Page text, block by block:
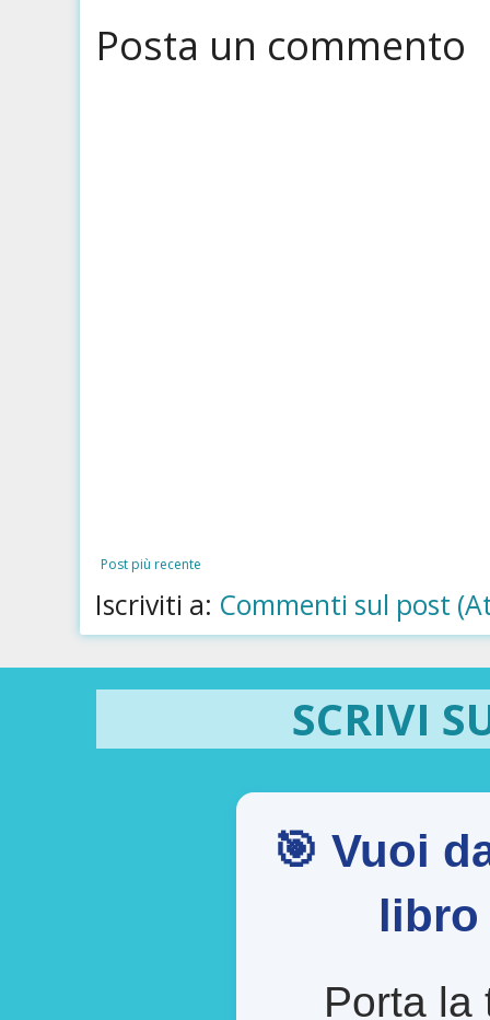
Posta un commento
Post più recente
Iscriviti a: Commenti sul post
SCRIVI
🎯 Vuoi
libro
Porta la